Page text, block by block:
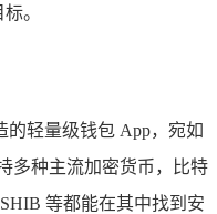
。
的轻量级钱包 App，宛如
多种主流加密货币，比特
等都能在其中找到安